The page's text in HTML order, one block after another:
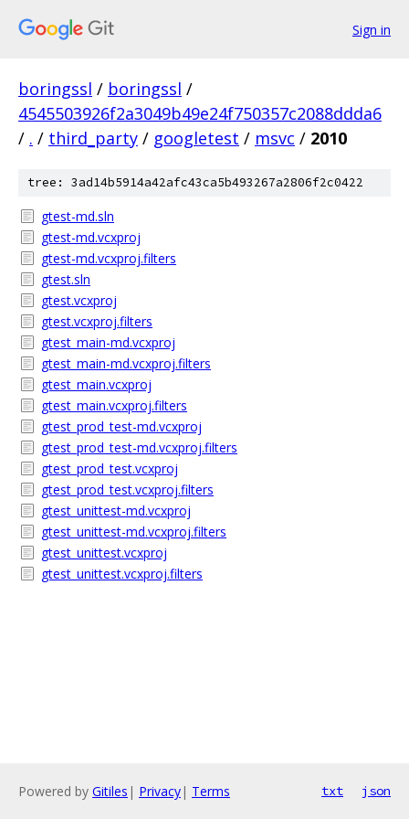
Sign in
boringssl / boringssl /
4545503926f2a3049b49e24f750357c2088ddda6
/ . / third_party / googletest / msvc / 2010
tree: 3ad14b5914a42afc43ca5b493267a2806f2c0422
gtest-md.sln
gtest-md.vcxproj
gtest-md.vcxproj.filters
gtest.sln
gtest.vcxproj
gtest.vcxproj.filters
gtest_main-md.vcxproj
gtest_main-md.vcxproj.filters
gtest_main.vcxproj
gtest_main.vcxproj.filters
gtest_prod_test-md.vcxproj
gtest_prod_test-md.vcxproj.filters
gtest_prod_test.vcxproj
gtest_prod_test.vcxproj.filters
gtest_unittest-md.vcxproj
gtest_unittest-md.vcxproj.filters
gtest_unittest.vcxproj
gtest_unittest.vcxproj.filters
Powered by Gitiles | Privacy| Terms txt json